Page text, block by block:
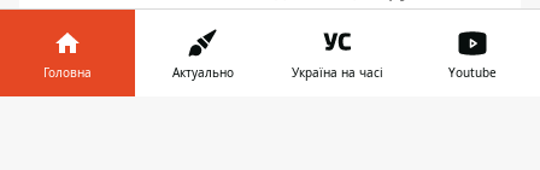
Увечері в середу, 26 березня, росіяни
атакували Дніпро одразу декількома
“Шахедами”. Постраждали близько 20
Головна Актуально Україна на часі Youtube